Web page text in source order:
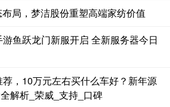
局，梦洁股份重塑高端家纺价值
鱼跃龙门新服开启 全新服务器今日
，10万元左右买什么车好？新年源
解析_荣威_支持_口碑